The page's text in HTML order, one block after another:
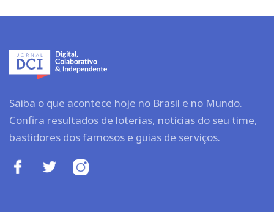
Saiba o que acontece hoje no Brasil e no Mundo.
Confira resultados de loterias, notícias do seu time,
bastidores dos famosos e guias de serviços.